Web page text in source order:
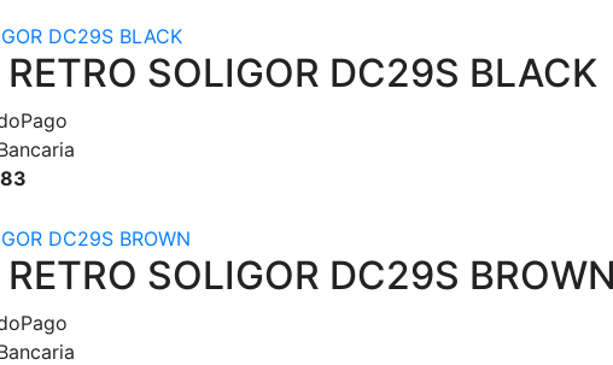
SOLIGOR DC29S BLACK
SOLIGOR DC29S BROWN